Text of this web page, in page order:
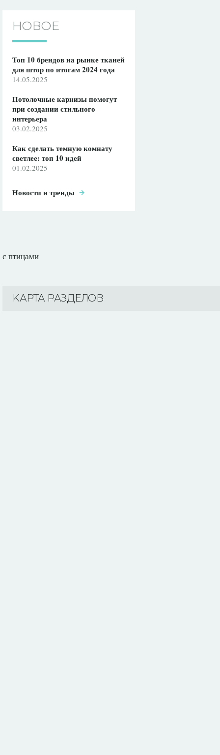
НОВОЕ
Топ 10 брендов на рынке тканей
для штор по итогам 2024 года
14.05.2025
Потолочные карнизы помогут
при создании стильного
интерьера
03.02.2025
Как сделать темную комнату
светлее: топ 10 идей
01.02.2025
Новости и тренды
с птицами
KАРТА РАЗДЕЛОВ